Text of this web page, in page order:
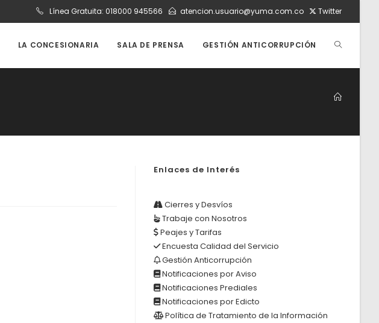
Línea Gratuita: 018000 945566 atencion.usuario@yuma.com.co Twitter
LA CONCESIONARIA SALA DE PRENSA GESTIÓN ANTICORRUPCIÓN ALTERNAR
BÚSQUEDA
DE
Enlaces de Interés
Cierres y Desvíos
Trabaje con Nosotros
Peajes y Tarifas
Encuesta Calidad del Servicio
Gestión Anticorrupción
Notificaciones por Aviso
Notificaciones Prediales
Notificaciones por Edicto
Política de Tratamiento de la Información